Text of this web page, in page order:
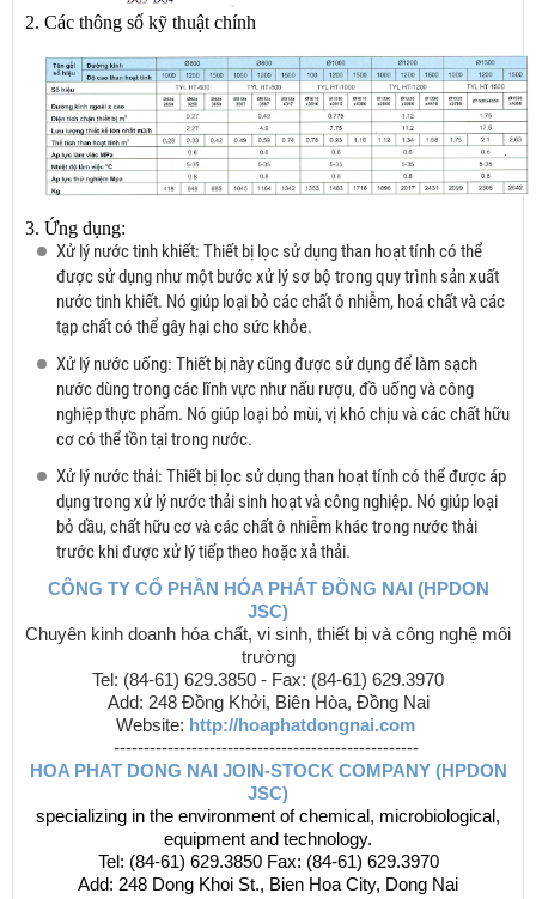
2. Các thông số kỹ thuật chính
3. Ứng dụng:
Xử lý nước tinh khiết: Thiết bị lọc sử dụng than hoạt tính có thể
được sử dụng như một bước xử lý sơ bộ trong quy trình sản xuất
nước tinh khiết. Nó giúp loại bỏ các chất ô nhiễm, hoá chất và các
tạp chất có thể gây hại cho sức khỏe.
Xử lý nước uống: Thiết bị này cũng được sử dụng để làm sạch
nước dùng trong các lĩnh vực như nấu rượu, đồ uống và công
nghiệp thực phẩm. Nó giúp loại bỏ mùi, vị khó chịu và các chất hữu
cơ có thể tồn tại trong nước.
Xử lý nước thải: Thiết bị lọc sử dụng than hoạt tính có thể được áp
dụng trong xử lý nước thải sinh hoạt và công nghiệp. Nó giúp loại
bỏ dầu, chất hữu cơ và các chất ô nhiễm khác trong nước thải
trước khi được xử lý tiếp theo hoặc xả thải.
CÔNG TY CỔ PHẦN HÓA PHÁT ĐỒNG NAI (HPDON
JSC)
Chuyên kinh doanh hóa chất, vi sinh, thiết bị và công nghệ môi
trường
Tel: (84-61) 629.3850 - Fax: (84-61) 629.3970
Add: 248 Đồng Khởi, Biên Hòa, Đồng Nai
Website: http://hoaphatdongnai.com
---------------------------------------------------
HOA PHAT DONG NAI JOIN-STOCK COMPANY (HPDON
JSC)
specializing in the environment of chemical, microbiological,
equipment and technology.
Tel: (84-61) 629.3850Fax: (84-61) 629.3970
Add: 248 Dong Khoi St., Bien Hoa City, Dong Nai